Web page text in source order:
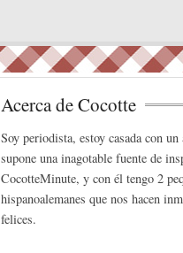
r
Acerca de Cocotte
Soy periodista, estoy casada con un
supone una inagotable fuente de
CocotteMinute, y con él tengo 2
hispanoalemanes que nos hacen
felices.